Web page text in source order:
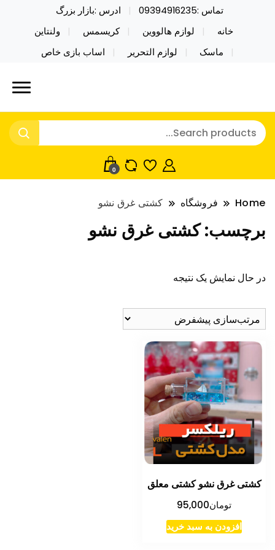
تماس :09394916235
ادرس :بازار بزرگ
خانه
لوازم هالووین کریسمس
ولنتاین
ماسک
لوازم التحریر اساب بازی خاص
نایکر توی فروش عمده لوازم هالووین
ولن تاین کادویی کریسمس اکسسوری
خرید محصولات خاص فیجت اسباب بازی تراول ماگ نایکر
توی فروش عمده لوازم هالووین ولن تاین کادویی
کریسمس اکسسوری ماسک در واردات مستقیم
0
Home فروشگاه کشتی غرق نشو
برچسب:کشتی غرق نشو
در حال نمایش یک نتیجه
کشتی غرق نشو کشتی معلق
تومان95,000
افزودن به سبد خرید